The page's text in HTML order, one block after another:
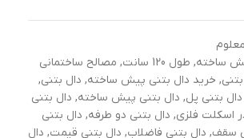
ساخته, طول 120 سانت , مصالح ساختمانی
, خرید دال بتنی پیش ساخته, دال بتنی,
دال بتنی پل, دال بتنی پیش ساخته, دال بتنی
اسکلت فلزی, دال بتنی دو طرفه, دال بتنی
سقف, دال بتنی فاضلاب, دال بتنی قیمت, دال